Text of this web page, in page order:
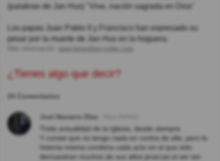
(palabras de Jan Hus) "Vive, nación sagrada en Dios"
Los papas Juan Pablo II y Francisco han expresado su
pesar por la muerte de Jan Hus en la hoguera.
¿Tienes algo que decir?
24 Comentarios
Joel Navarro Díaz
Triste actualidad de la Iglesia, desde siempre.
Y conste que no tengo nada en contra de ella, pero la
historia misma condena cada acto en el que sólo
demuestran muchos de sus altos jerarcas el ser tan